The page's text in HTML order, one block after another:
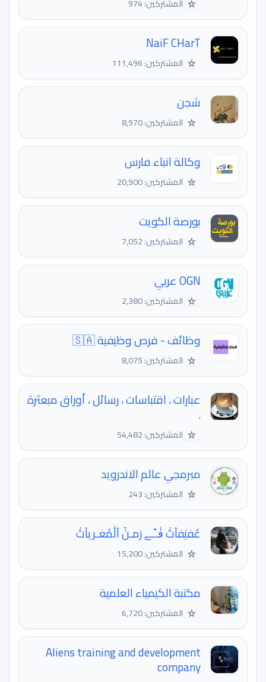
☆ المشتركين: 974
NaiF CHarT
☆ المشتركين: 111,496
شجن
☆ المشتركين: 8,970
وكالة انباء فارس
☆ المشتركين: 20,900
بورصة الكويت
☆ المشتركين: 7,052
OGN عربي
☆ المشتركين: 2,380
وظائف - فرص وظيفية 🇸🇦
☆ المشتركين: 8,075
عبارات ، اقتباسات ، رسائل ، أوراق مبعثرة
.
☆ المشتركين: 54,482
مبرمجي عالم الاندرويد
☆ المشتركين: 243
عَٰفيٰفآتَٰ فٰ͒ــﮯ زمـنٰٓ آلَٰمَٰغـريآتَٰ
☆ المشتركين: 15,200
مكتبة الكيمياء العلمية
☆ المشتركين: 6,720
Aliens training and development
company